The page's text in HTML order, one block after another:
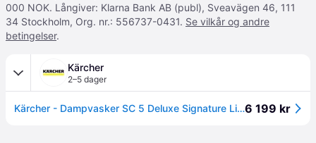
000 NOK. Långiver: Klarna Bank AB (publ), Sveavägen 46, 111
34 Stockholm, Org. nr.: 556737-0431. Se vilkår og andre
betingelser.
Kärcher
2–5 dager
Kärcher - Dampvasker SC 5 Deluxe Signature Line6 199 kr